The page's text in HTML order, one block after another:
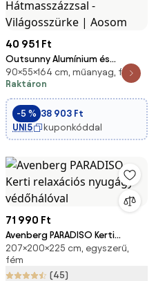
40 951 Ft
Outsunny Alumínium és
Textilene Napozóágy Kerekekkel
és Állítható Több Pozíciós
Hátmasszázzsal -
Világosszürke | Aosom
90×55×164 cm, műanyag, fém
Raktáron
-5 % 38 903 Ft
UNI5
kuponkóddal
71 990 Ft
Avenberg PARADISO Kerti
relaxációs nyugágy
védőhálóval
207×200×225 cm, egyszerű,
fém
(45)